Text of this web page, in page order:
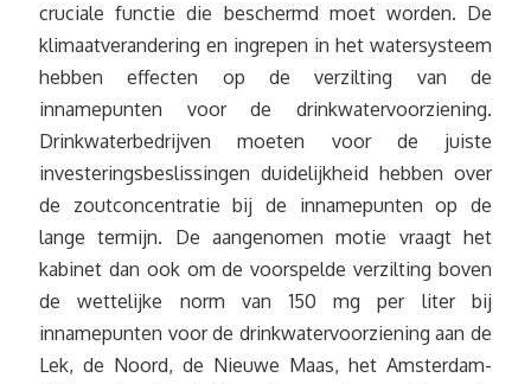
cruciale functie die beschermd moet worden. De
klimaatverandering en ingrepen in het watersysteem
hebben effecten op de verzilting van de
innamepunten voor de drinkwatervoorziening.
Drinkwaterbedrijven moeten voor de juiste
investeringsbeslissingen duidelijkheid hebben over
de zoutconcentratie bij de innamepunten op de
lange termijn. De aangenomen motie vraagt het
kabinet dan ook om de voorspelde verzilting boven
de wettelijke norm van 150 mg per liter bij
innamepunten voor de drinkwatervoorziening aan de
Lek, de Noord, de Nieuwe Maas, het Amsterdam-